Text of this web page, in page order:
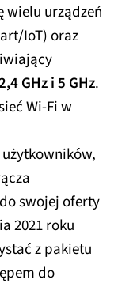
wielu urządzeń
IoT) oraz
GHz i 5 GHz.
Wi-Fi w
swojej oferty
2021 roku
z pakietu
do